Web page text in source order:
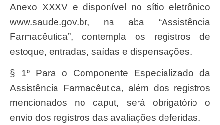
Anexo XXXV e disponível no sítio eletrônico
www.saude.gov.br, na aba “Assistência
Farmacêutica”, contempla os registros de
estoque, entradas, saídas e dispensações.
§ 1º Para o Componente Especializado da
Assistência Farmacêutica, além dos registros
mencionados no caput, será obrigatório o
envio dos registros das avaliações deferidas.